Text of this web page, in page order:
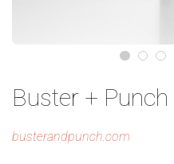
Buster + Punch
busterandpunch.com